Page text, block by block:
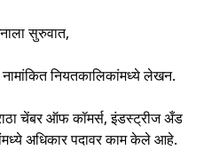
सुरुवात,
नियतकालिकांमध्ये लेखन.
चेंबर ऑफ कॉमर्स, इंडस्ट्रीज अँड
अधिकार पदावर काम केले आहे.